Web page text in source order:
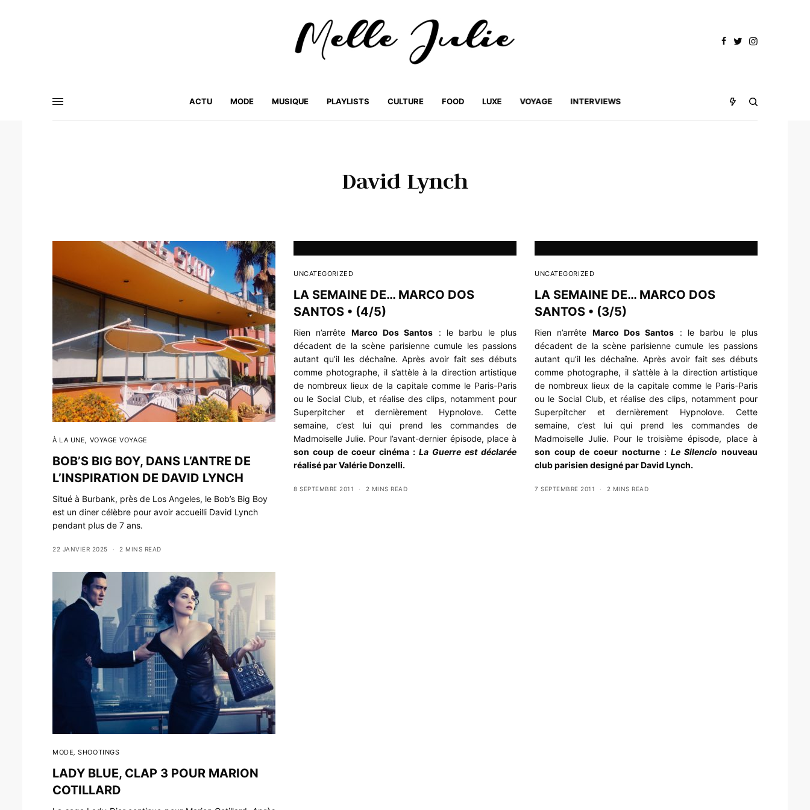
ACTU MODE MUSIQUE PLAYLISTS CULTURE FOOD LUXE VOYAGE INTERVIEWS
David Lynch
À LA UNE VOYAGE VOYAGE
BOB’S BIG BOY, DANS L’ANTRE DE
L’INSPIRATION DE DAVID LYNCH
Situé à Burbank, près de Los Angeles, le Bob’s Big Boy
est un diner célèbre pour avoir accueilli David Lynch
pendant plus de 7 ans.
22 JANVIER 2025 2 MINS READ
UNCATEGORIZED
LA SEMAINE DE… MARCO DOS
SANTOS • (4/5)
Rien n’arrête Marco Dos Santos : le barbu le plus
décadent de la scène parisienne cumule les passions
autant qu’il les déchaîne. Après avoir fait ses débuts
comme photographe, il s’attèle à la direction artistique
de nombreux lieux de la capitale comme le Paris-Paris
ou le Social Club, et réalise des clips, notamment pour
Superpitcher et dernièrement Hypnolove. Cette
semaine, c’est lui qui prend les commandes de
Madmoiselle Julie. Pour l’avant-dernier épisode, place à
son coup de coeur cinéma : La Guerre est déclarée
réalisé par Valérie Donzelli.
8 SEPTEMBRE 2011 2 MINS READ
UNCATEGORIZED
LA SEMAINE DE… MARCO DOS
SANTOS • (3/5)
Rien n’arrête Marco Dos Santos : le barbu le plus
décadent de la scène parisienne cumule les passions
autant qu’il les déchaîne. Après avoir fait ses débuts
comme photographe, il s’attèle à la direction artistique
de nombreux lieux de la capitale comme le Paris-Paris
ou le Social Club, et réalise des clips, notamment pour
Superpitcher et dernièrement Hypnolove. Cette
semaine, c’est lui qui prend les commandes de
Madmoiselle Julie. Pour le troisième épisode, place à
son coup de coeur nocturne : Le Silencio nouveau
club parisien designé par David Lynch.
7 SEPTEMBRE 2011 2 MINS READ
MODE ,SHOOTINGS
LADY BLUE, CLAP 3 POUR MARION
COTILLARD